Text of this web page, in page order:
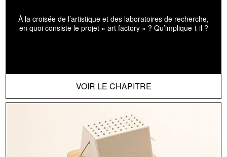
À la croisée de l’artistique et des laboratoires de recherche,
en quoi consiste le projet « art factory » ? Qu’implique-t-il ?
VOIR LE CHAPITRE